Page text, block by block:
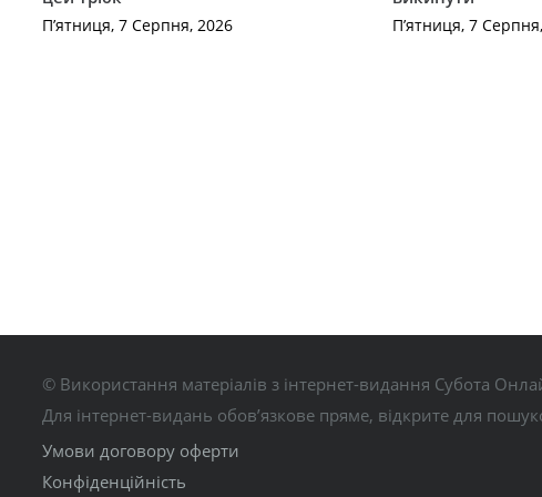
П’ятниця, 7 Серпня, 2026 П’ятниця, 7
© Використання матеріалів з інтернет-видання Субота
Для інтернет-видань обов’язкове пряме, відкрите для
Умови договору оферти
Конфіденційність